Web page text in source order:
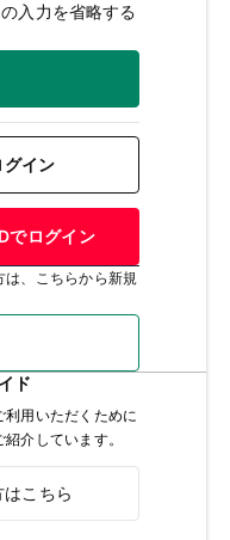
入力を省略する
イン
でログイン
は、こちらから新規
ド
用いただくために
介しています。
こちら